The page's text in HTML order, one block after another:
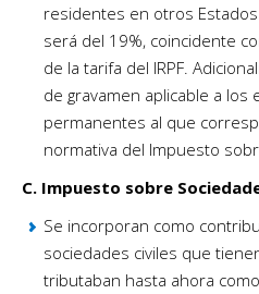
residentes en otros
será del 19%, coincidente
de la tarifa del IRPF.
de gravamen aplicable a los
permanentes al que
normativa del Impuesto
C. Impuesto sobre
Se incorporan como
sociedades civiles que
tributaban hasta ahora